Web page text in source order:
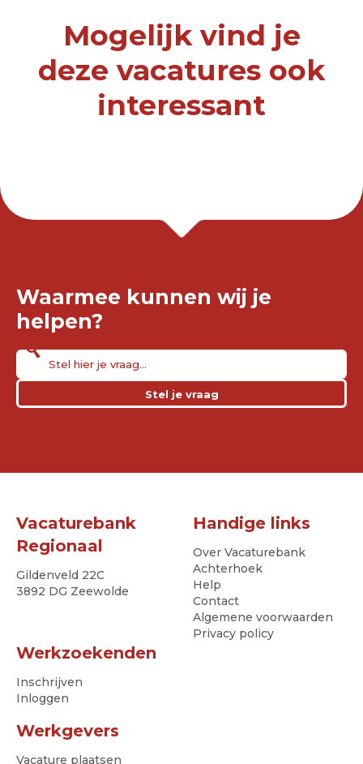
Mogelijk vind je
deze vacatures ook
interessant
Waarmee kunnen wij je
helpen?
Stel je vraag
Vacaturebank
Regionaal
Gildenveld 22C
3892 DG Zeewolde
Handige links
Over Vacaturebank
Achterhoek
Help
Contact
Algemene voorwaarden
Privacy policy
Werkzoekenden
Inschrijven
Inloggen
Werkgevers
Vacature plaatsen